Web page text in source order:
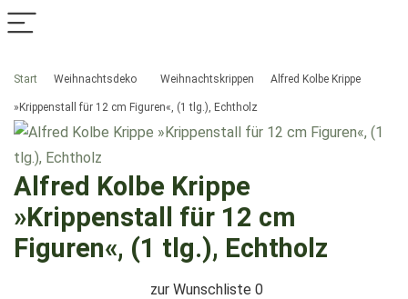
Start Weihnachtsdeko Weihnachtskrippen Alfred Kolbe Krippe
»Krippenstall für 12 cm Figuren«, (1 tlg.), Echtholz
Alfred Kolbe Krippe
»Krippenstall für 12 cm
Figuren«, (1 tlg.), Echtholz
zur Wunschliste 0